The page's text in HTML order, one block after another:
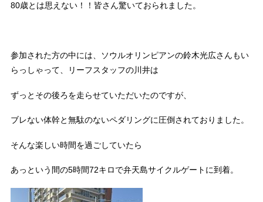
80歳とは思えない！！皆さん驚いておられました。
参加された方の中には、ソウルオリンピアンの鈴木光広さんもい
らっしゃって、リーフスタッフの川井は
ずっとその後ろを走らせていただいたのですが、
ブレない体幹と無駄のないペダリングに圧倒されておりました。
そんな楽しい時間を過ごしていたら
あっという間の5時間72キロで弁天島サイクルゲートに到着。